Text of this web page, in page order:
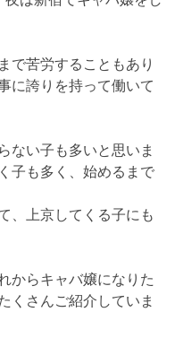
で苦労することもあり
に誇りを持って働いて
ない子も多いと思いま
子も多く、始めるまで
、上京してくる子にも
からキャバ嬢になりた
くさんご紹介していま